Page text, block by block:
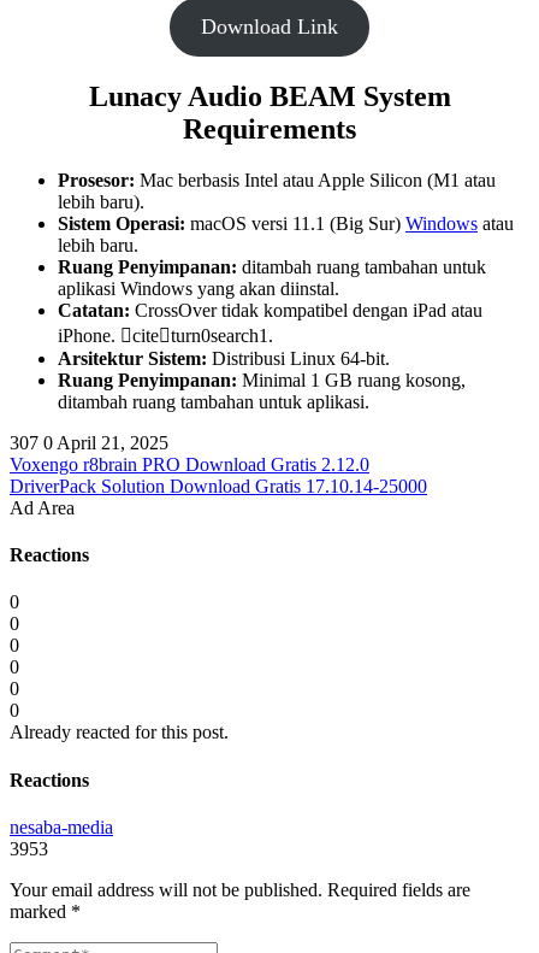
Download Link
Lunacy Audio BEAM System
Requirements
Prosesor: Mac berbasis Intel atau Apple Silicon (M1 atau
lebih baru).
Sistem Operasi: macOS versi 11.1 (Big Sur) Windows atau
lebih baru.
Ruang Penyimpanan: ditambah ruang tambahan untuk
aplikasi Windows yang akan diinstal.
Catatan: CrossOver tidak kompatibel dengan iPad atau
iPhone. citeturn0search1.
Arsitektur Sistem: Distribusi Linux 64-bit.
Ruang Penyimpanan: Minimal 1 GB ruang kosong,
ditambah ruang tambahan untuk aplikasi.
307 0 April 21, 2025
Voxengo r8brain PRO Download Gratis 2.12.0
DriverPack Solution Download Gratis 17.10.14-25000
Ad Area
Reactions
0
0
0
0
0
0
Already reacted for this post.
Reactions
nesaba-media
3953
Your email address will not be published. Required fields are
marked *